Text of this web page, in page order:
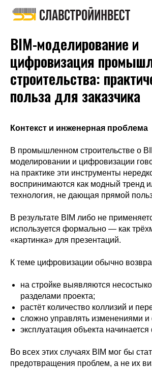
BIM-моделирование и
цифровизация
строительства:
польза для заказчика
Контекст и инженерная проблема
В промышленном строительстве о
моделировании и цифровизации
на практике эти инструменты
воспринимаются как модный тренд
технология, не дающая прямой
В результате BIM либо не
используется формально — как
«картинка» для презентаций.
К теме цифровизации обычно
на стройке выявляются
разделами проекта;
растёт количество коллизий и
сложно управлять изменениями и
эксплуатация объекта
Во всех этих случаях BIM мог бы
предотвращения проблем, а не их